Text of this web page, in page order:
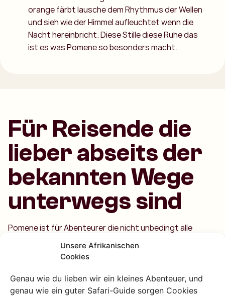
Unsere Afrikanischen
Cookies
Genau wie du lieben wir ein kleines Abenteuer, und
genau wie ein guter Safari-Guide sorgen Cookies
orange färbt lausche dem Rhythmus der Wellen
und sieh wie der Himmel aufleuchtet wenn die
Nacht hereinbricht. Diese Stille diese Ruhe das
ist es was Pomene so besonders macht.
Für Reisende die
lieber abseits der
bekannten Wege
unterwegs sind
Pomene ist für Abenteurer die nicht unbedingt alle
Highlights abhaken wollen sondern das Unbekannte
suchen. Für alle die unberührte Strände wilde Tiere und
Action hast gibt es genug zu tun. Aber nichts muss alles
kann.